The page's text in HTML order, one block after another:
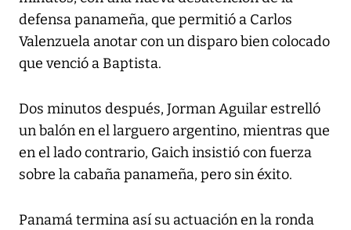
defensa panameña, que permitió a Carlos
Valenzuela anotar con un disparo bien colocado
que venció a Baptista.
Dos minutos después, Jorman Aguilar estrelló
un balón en el larguero argentino, mientras que
en el lado contrario, Gaich insistió con fuerza
sobre la cabaña panameña, pero sin éxito.
Panamá termina así su actuación en la ronda